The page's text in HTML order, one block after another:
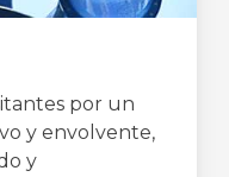
por un
y envolvente,
y